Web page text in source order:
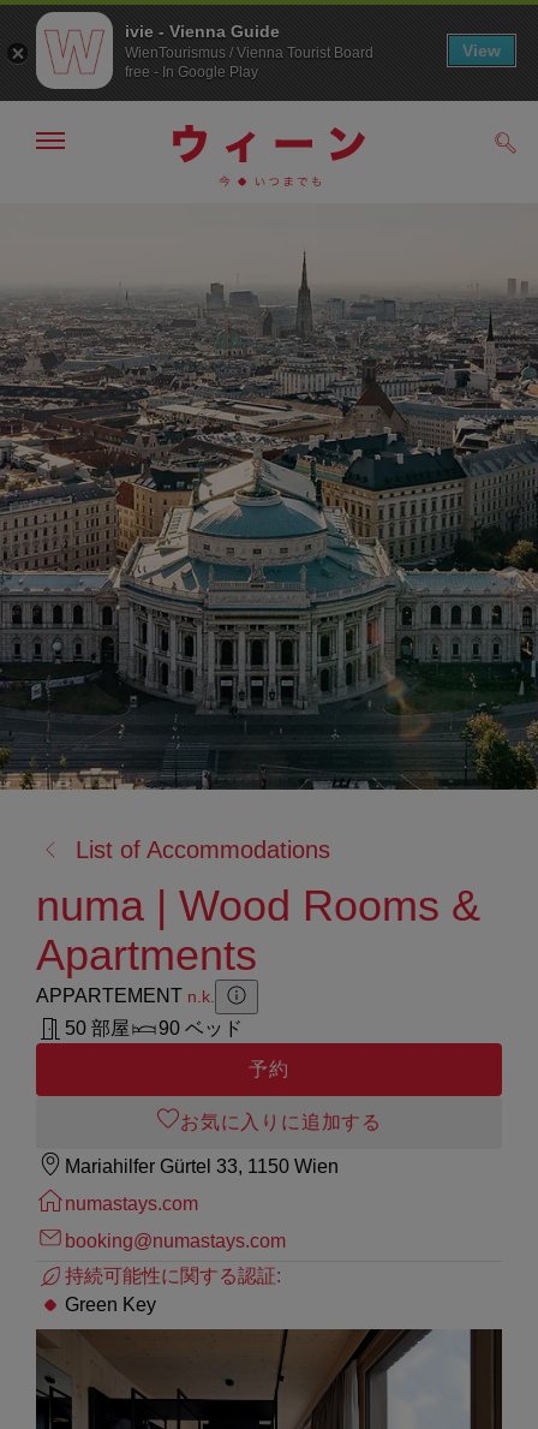
へ
ジ
の
ト
ッ
プ
へ
メ
非
表
示
る:
List of Accommodations
numa | Wood Rooms &
Apartments
APPARTEMENT n.k.
Zusatzinformation anzeigen
Zusatzinformation ausblenden
50 部屋
90 ベッド
予約
お気に入りに追加する
Mariahilfer Gürtel 33, 1150 Wien
numastays.com
booking@numastays.com
持続可能性に関する認証:
Green Key
ivie - Vienna Guide
WienTourismus / Vienna Tourist Board
free - In Google Play
View